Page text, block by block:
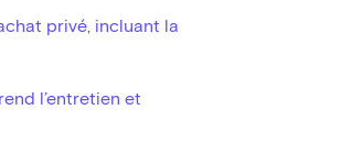
privé, incluant la
l’entretien et